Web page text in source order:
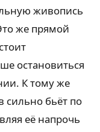
живопись
же прямой
остановиться
К тому же
сильно бьёт по
её напрочь